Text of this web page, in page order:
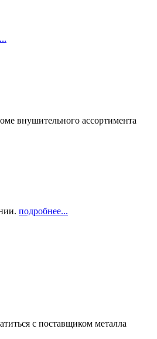
внушительного ассортимента
подробнее...
с поставщиком металла